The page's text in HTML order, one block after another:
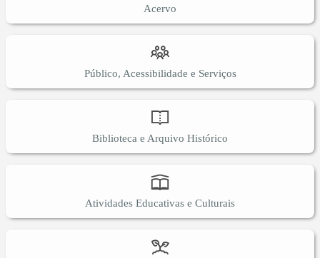
Acervo
Público, Acessibilidade e Serviços
Biblioteca e Arquivo Histórico
Atividades Educativas e Culturais